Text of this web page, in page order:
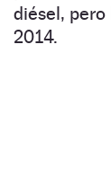
diésel, pero
2014.